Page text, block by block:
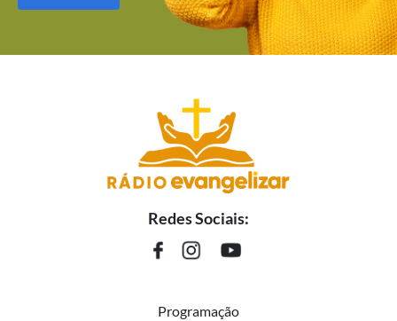
Redes Sociais:
Programação